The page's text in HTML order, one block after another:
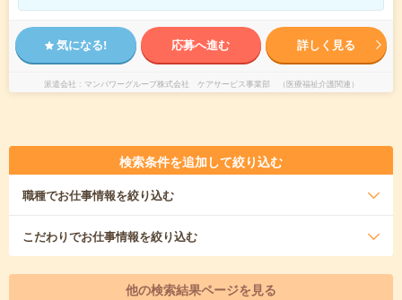
気になる! 応募へ進む 詳しく見る
派遣会社 マンパワーグループ株式会社 ケアサービス事業部 （医療福祉介護関連）
検索条件を追加して絞り込む
職種でお仕事情報を絞り込む
こだわりでお仕事情報を絞り込む
他の検索結果ページを見る